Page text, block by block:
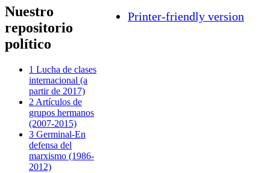
Nuestro
repositorio
político
1 Lucha de clases
internacional (a
partir de 2017)
2 Artículos de
grupos hermanos
(2007-2015)
3 Germinal-En
defensa del
marxismo (1986-
2012)
Printer-friendly version